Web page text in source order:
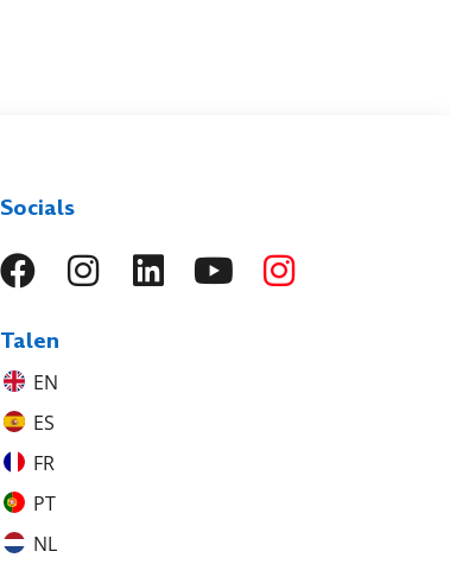
Socials
Talen
EN
ES
FR
PT
NL